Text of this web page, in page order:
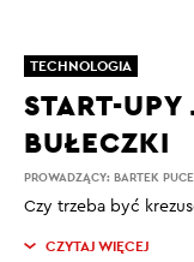
PROWADZĄCY: BARTEK
START-
BUŁECZKI
Czy trzeba być
CZYTAJ WIĘCEJ
TECHNOLOGIA